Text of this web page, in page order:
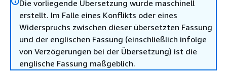
Die vorliegende Übersetzung wurde maschinell
erstellt. Im Falle eines Konflikts oder eines
Widerspruchs zwischen dieser übersetzten Fassung
und der englischen Fassung (einschließlich infolge
von Verzögerungen bei der Übersetzung) ist die
englische Fassung maßgeblich.